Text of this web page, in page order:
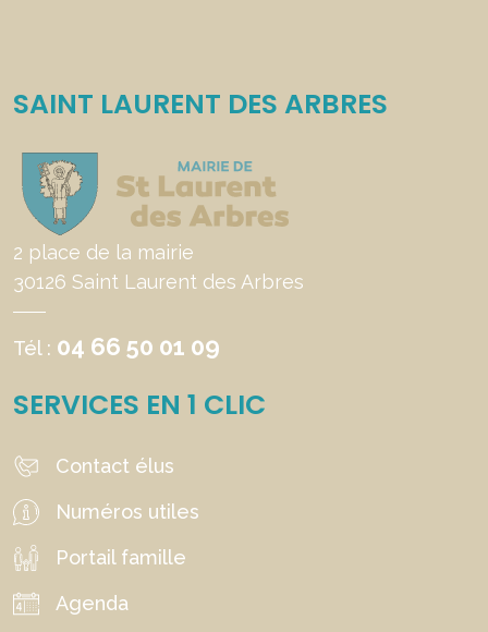
SAINT LAURENT DES ARBRES
2 place de la mairie
30126 Saint Laurent des Arbres
Tél : 04 66 50 01 09
SERVICES EN 1 CLIC
Contact élus
Numéros utiles
Portail famille
Agenda